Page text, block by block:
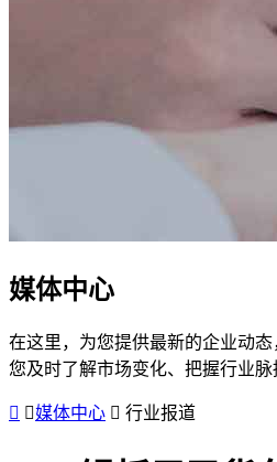
媒体中心
在这里，为您提供最新的企业动
您及时了解市场变化、把握行业脉
媒体中心 行业报道